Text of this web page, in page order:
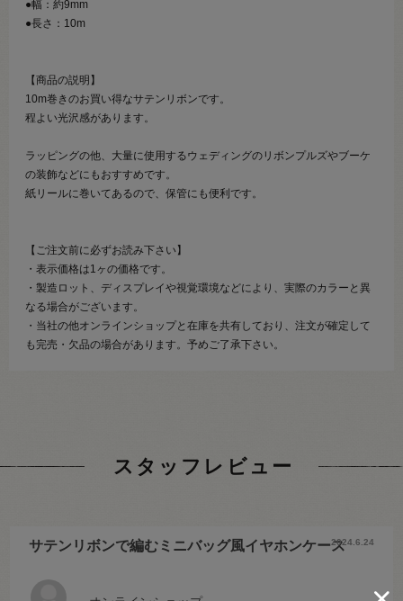
●幅：約9mm
●長さ：10m
【商品の説明】
10m巻きのお買い得なサテンリボンです。
程よい光沢感があります。
ラッピングの他、大量に使用するウェディングのリボンプルズやブーケ
の装飾などにもおすすめです。
紙リールに巻いてあるので、保管にも便利です。
【ご注文前に必ずお読み下さい】
・表示価格は1ヶの価格です。
・製造ロット、ディスプレイや視覚環境などにより、実際のカラーと異
なる場合がございます。
・当社の他オンラインショップと在庫を共有しており、注文が確定して
も完売・欠品の場合があります。予めご了承下さい。
スタッフレビュー
2024.6.24
サテンリボンで編むミニバッグ風イヤホンケース